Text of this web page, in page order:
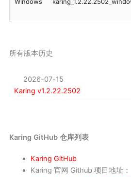
所有版本历史
2026-07-15
Karing v1.2.22.2502
Karing GitHub 仓库列表
Karing GitHub
Karing 官网 Github 项目地址：